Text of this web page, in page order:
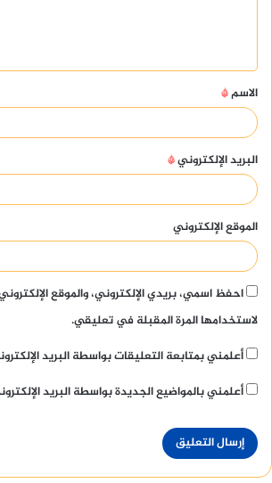
ق
*
الاسم*
البريد الإلكتروني*
الموقع الإلكتروني
احفظ اسمي، بريدي الإلكتروني، والموقع
لاستخدامها المرة المقبلة في تعليقي.
أعلمني بمتابعة التعليقات بواسطة البريد
أعلمني بالمواضيع الجديدة بواسطة البريد